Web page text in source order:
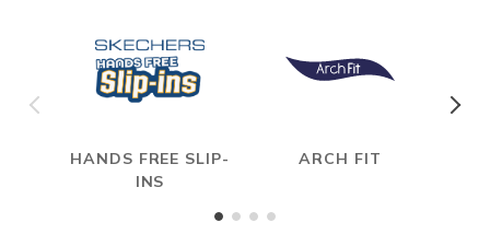
HANDS FREE SLIP-
INS
ARCH FIT